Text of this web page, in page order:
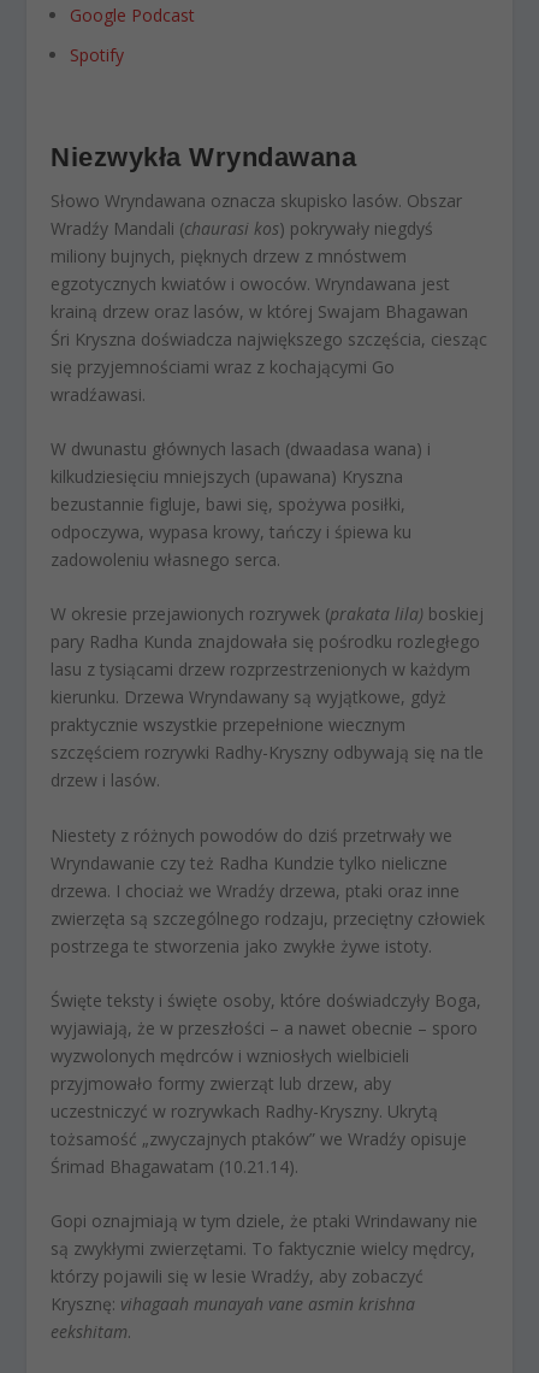
Google Podcast
Spotify
Niezwykła Wryndawana
Słowo Wryndawana oznacza skupisko lasów. Obszar
Wradźy Mandali (chaurasi kos) pokrywały niegdyś
miliony bujnych, pięknych drzew z mnóstwem
egzotycznych kwiatów i owoców. Wryndawana jest
krainą drzew oraz lasów, w której Swajam Bhagawan
Śri Kryszna doświadcza największego szczęścia, ciesząc
się przyjemnościami wraz z kochającymi Go
wradźawasi.
W dwunastu głównych lasach (dwaadasa wana) i
kilkudziesięciu mniejszych (upawana) Kryszna
bezustannie figluje, bawi się, spożywa posiłki,
odpoczywa, wypasa krowy, tańczy i śpiewa ku
zadowoleniu własnego serca.
W okresie przejawionych rozrywek (prakata lila) boskiej
pary Radha Kunda znajdowała się pośrodku rozległego
lasu z tysiącami drzew rozprzestrzenionych w każdym
kierunku. Drzewa Wryndawany są wyjątkowe, gdyż
praktycznie wszystkie przepełnione wiecznym
szczęściem rozrywki Radhy-Kryszny odbywają się na tle
drzew i lasów.
Niestety z różnych powodów do dziś przetrwały we
Wryndawanie czy też Radha Kundzie tylko nieliczne
drzewa. I chociaż we Wradźy drzewa, ptaki oraz inne
zwierzęta są szczególnego rodzaju, przeciętny człowiek
postrzega te stworzenia jako zwykłe żywe istoty.
Święte teksty i święte osoby, które doświadczyły Boga,
wyjawiają, że w przeszłości – a nawet obecnie – sporo
wyzwolonych mędrców i wzniosłych wielbicieli
przyjmowało formy zwierząt lub drzew, aby
uczestniczyć w rozrywkach Radhy-Kryszny. Ukrytą
tożsamość „zwyczajnych ptaków” we Wradźy opisuje
Śrimad Bhagawatam (10.21.14).
Gopi oznajmiają w tym dziele, że ptaki Wrindawany nie
są zwykłymi zwierzętami. To faktycznie wielcy mędrcy,
którzy pojawili się w lesie Wradźy, aby zobaczyć
Krysznę: vihagaah munayah vane asmin krishna
eekshitam.